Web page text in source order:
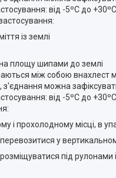
від -5ºС до +30ºС
із землі
площу шипами до землі
між собою внахлест
з'єднання можна
від -5ºС до +30ºС
і прохолодному місці, в
у
під